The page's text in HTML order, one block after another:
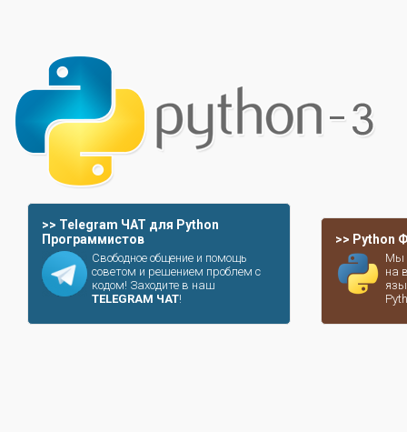
>> Telegram ЧАТ для Python
Программистов
Свободное общение и помощь
советом и решением проблем с
кодом! Заходите в наш
TELEGRAM ЧАТ!
>> Python
Мы
на